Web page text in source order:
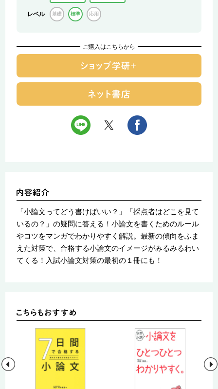
レベル 基礎 標準 応用
ご購入はこちらから
「小論文ってどう書けばいい？」「採点者はどこを見て
いるの？」の疑問に答える！小論文を書くためのルール
やコツをマンガでわかりやすく解説。最新の傾向をふま
えた対策で、合格する小論文のイメージがみるみるわい
てくる！入試小論文対策の最初の１冊にも！